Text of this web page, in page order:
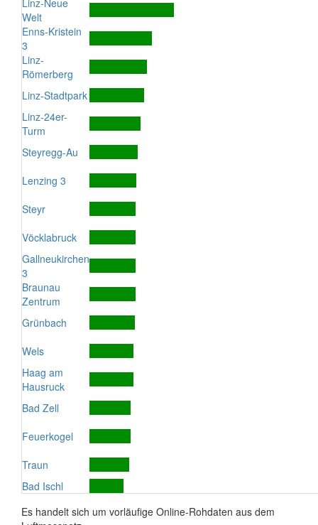
Linz-Neue
Welt
Enns-Kristein
3
Linz-
Römerberg
Linz-Stadtpark
Linz-24er-
Turm
Steyregg-Au
Lenzing 3
Steyr
Vöcklabruck
Gallneukirchen
3
Braunau
Zentrum
Grünbach
Wels
Haag am
Hausruck
Bad Zell
Feuerkogel
Traun
Bad Ischl
Es handelt sich um vorläufige Online-Rohdaten aus dem